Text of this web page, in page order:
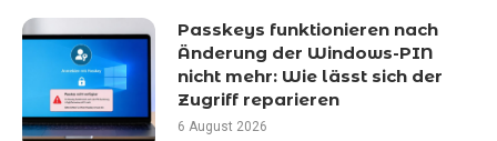
Passkeys funktionieren nach
Änderung der Windows-PIN
nicht mehr: Wie lässt sich der
Zugriff reparieren
6 August 2026